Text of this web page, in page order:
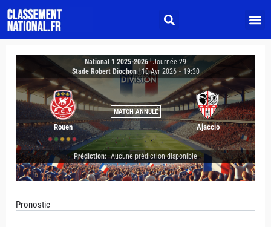
National 1 2025-2026 | Journée 29
Stade Robert Diochon
10 Avr 2026 - 19:30
Rouen
MATCH ANNULÉ
Ajaccio
Prédiction: Aucune prédiction disponible
Pronostic